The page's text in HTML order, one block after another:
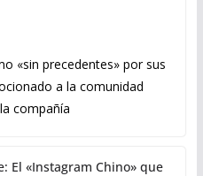
«sin precedentes» por sus
a la comunidad
compañía
El «Instagram Chino» que